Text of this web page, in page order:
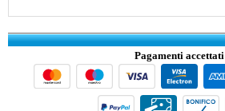
Pagamenti accettati